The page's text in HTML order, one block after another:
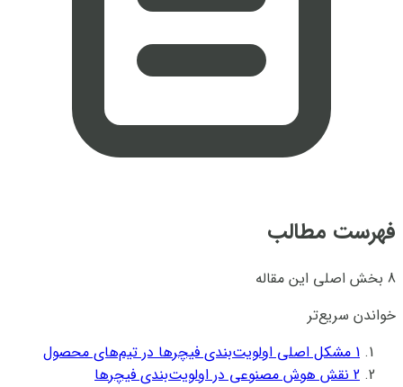
فهرست مطالب
8 بخش اصلی این مقاله
خواندن سریع‌تر
1 مشکل اصلی اولویت‌بندی فیچرها در تیم‌های محصول
2 نقش هوش مصنوعی در اولویت‌بندی فیچرها